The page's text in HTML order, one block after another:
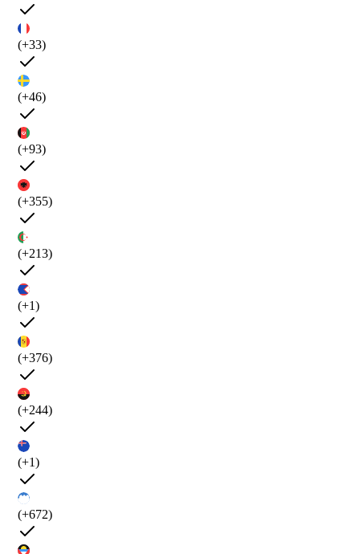
(+33)
(+46)
(+93)
(+355)
(+213)
(+1)
(+376)
(+244)
(+1)
(+672)